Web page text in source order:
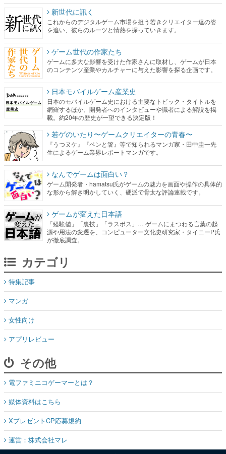
新世代に訊く
これからのデジタルゲーム市場を担う若きクリエイター達の姿
を追い、彼らのルーツと情熱を探っていきます。
ゲーム世代の作家たち
ゲームに多大な影響を受けた作家さんに取材し、ゲームが日本
のコンテンツ産業やカルチャーに与えた影響を探る企画です。
日本モバイルゲーム産業史
日本のモバイルゲーム史における主要なトピック・タイトルを
網羅するほか、開発者へのインタビューや識者による解説を掲
載。約20年の歴史が一望できる決定版！
若ゲのいたり〜ゲームクリエイターの青春〜
『うつヌケ』『ペンと箸』等で知られるマンガ家・田中圭一先
生によるゲーム業界レポートマンガです。
なんでゲームは面白い？
ゲーム開発者・hamatsu氏がゲームの魅力を画面や操作の具体的
な形から解き明かしていく、硬派で骨太な評論連載です。
ゲームが変えた日本語
「経験値」「裏技」「ラスボス」… ゲームにまつわる言葉の起
源や用法の変遷を、コンピューター文化史研究家・タイニーP氏
が徹底調査。
カテゴリ
特集記事
マンガ
女性向け
アプリレビュー
その他
電ファミニコゲーマーとは？
媒体資料はこちら
XプレゼントCP応募規約
運営：株式会社マレ